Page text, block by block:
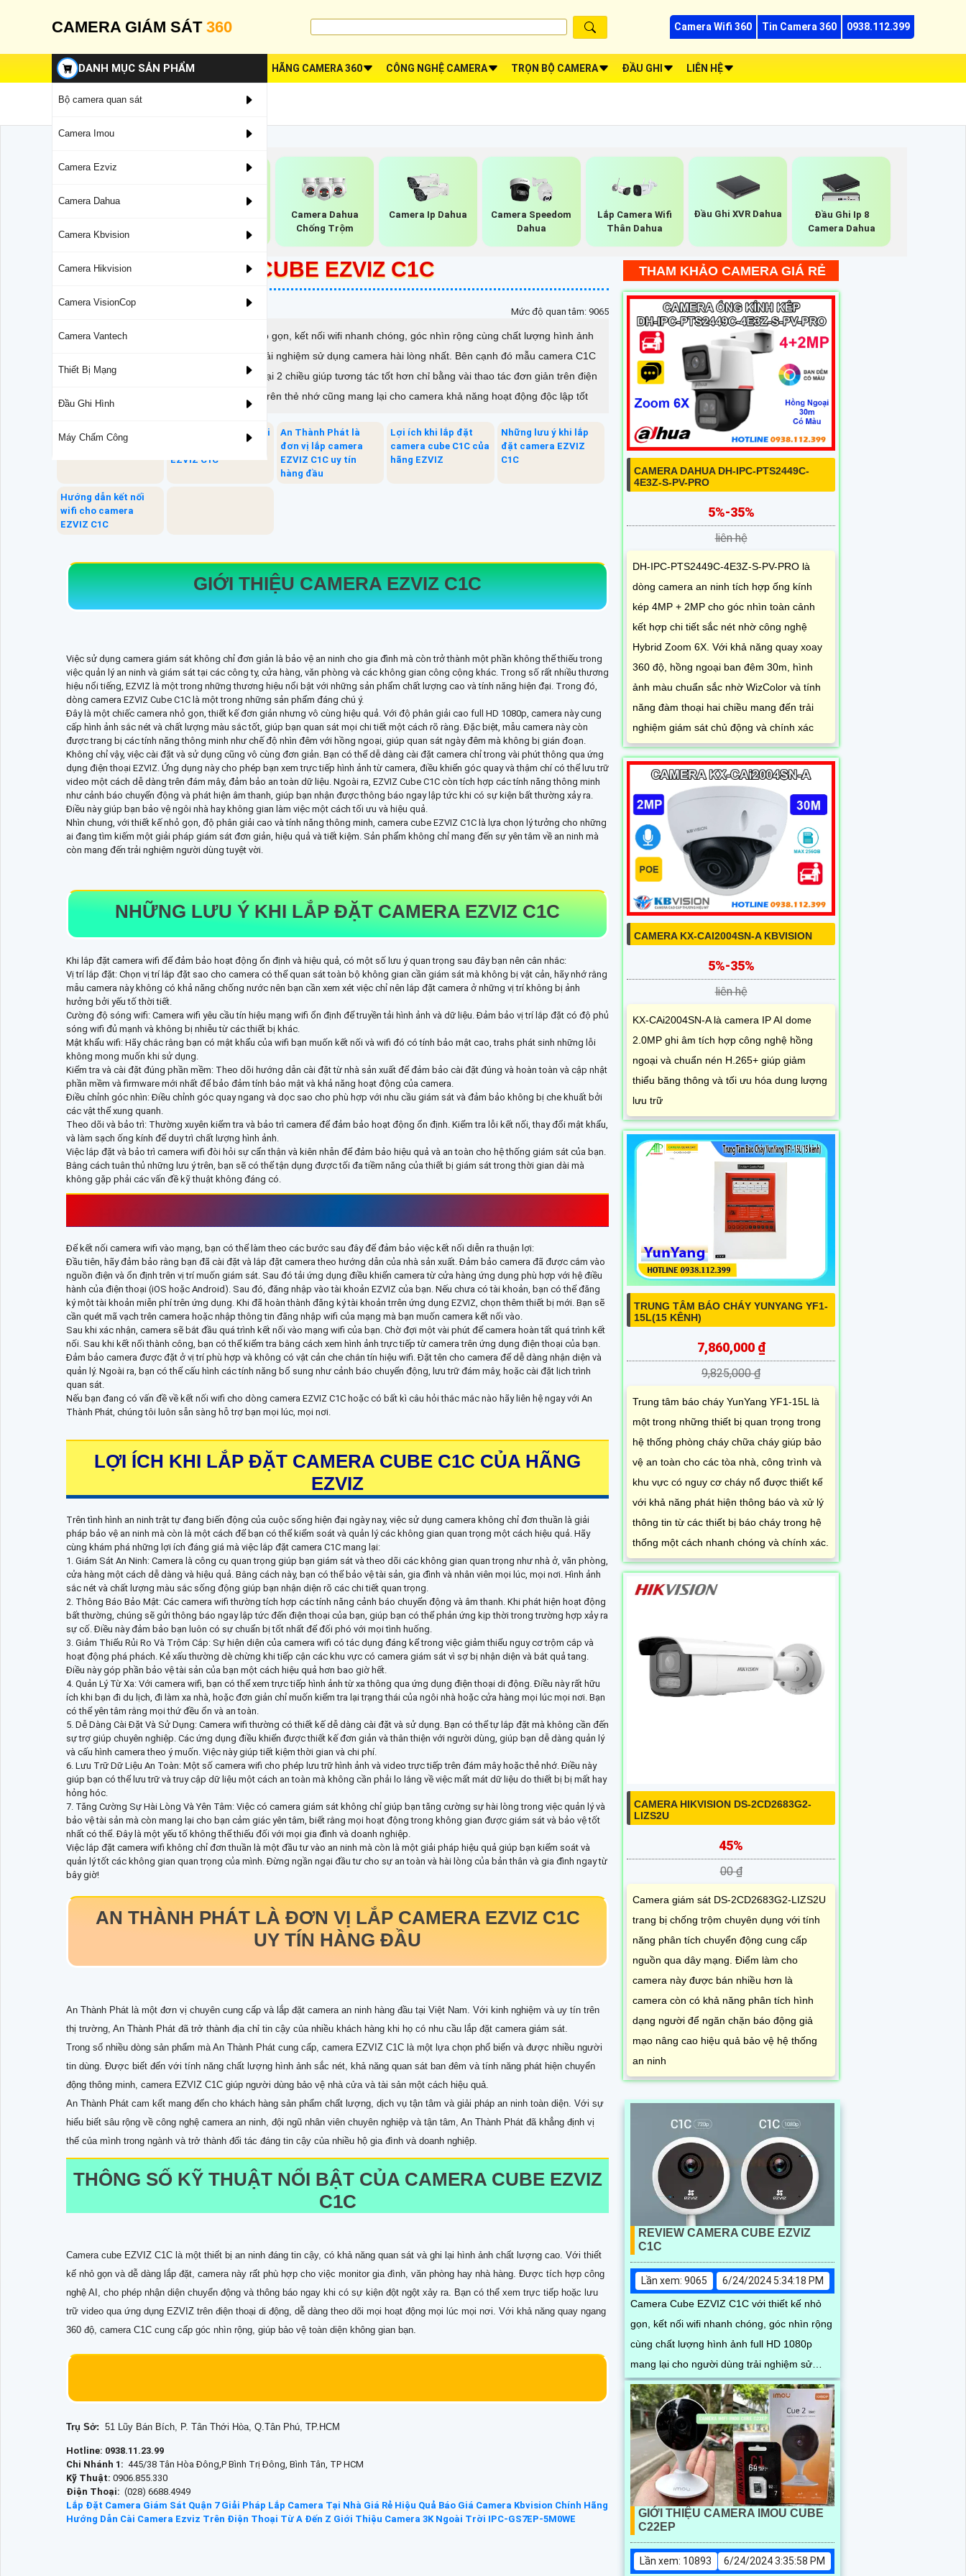
CAMERA GIÁM SÁT 360 Camera Wifi 360 Tin Camera 360 0938.112.399
DANH MỤC SẢN PHẨM
Bộ camera quan sát
Camera Imou
Camera Ezviz
Camera Dahua
Camera Kbvision
Camera Hikvision
Camera VisionCop
Camera Vantech
Thiết Bị Mạng
Đầu Ghi Hình
Máy Chấm Công
HÃNG CAMERA 360 CÔNG NGHỆ CAMERA TRỌN BỘ CAMERA ĐẦU GHI LIÊN HỆ
Camera Dahua
Chống Trộm
Camera Ip Dahua
Camera Speedom
Dahua
Lắp Camera Wifi
Thân Dahua
Đầu Ghi XVR Dahua
Đầu Ghi Ip 8
Camera Dahua
REVIEW CAMERA CUBE EZVIZ C1C
Mức độ quan tâm: 9065
Camera Cube EZVIZ C1C với thiết kế nhỏ gọn, kết nối wifi nhanh chóng, góc nhìn rộng cùng chất lượng hình ảnh
full HD 1080p mang lại cho người dùng trải nghiệm sử dụng camera hài lòng nhất. Bên cạnh đó mẫu camera C1C
của EZVIZ còn sở hữu khả năng đàm thoại 2 chiều giúp tương tác tốt hơn chỉ bằng vài thao tác đơn giản trên điện
thoại, việc hỗ trợ lưu trữ dữ liệu trực tiếp trên thẻ nhớ cũng mang lại cho camera khả năng hoạt động độc lập tốt
Giới thiệu camera
EZVIZ C1C
Thông số kỹ thuật nổi
EZVIZ C1C
An Thành Phát là
đơn vị lắp camera
EZVIZ C1C uy tín
hàng đầu
Lợi ích khi lắp đặt
camera cube C1C của
hãng EZVIZ
Những lưu ý khi lắp
đặt camera EZVIZ
C1C
Hướng dẫn kết nối
wifi cho camera
EZVIZ C1C
GIỚI THIỆU CAMERA EZVIZ C1C
Việc sử dụng camera giám sát không chỉ đơn giản là bảo vệ an ninh cho gia đình mà còn trở thành một phần không thể thiếu trong
việc quản lý an ninh và giám sát tại các công ty, cửa hàng, văn phòng và các không gian công cộng khác. Trong số rất nhiều thương
hiệu nổi tiếng, EZVIZ là một trong những thương hiệu nổi bật với những sản phẩm chất lượng cao và tính năng hiện đại. Trong đó,
dòng camera EZVIZ Cube C1C là một trong những sản phẩm đáng chú ý.
Đây là một chiếc camera nhỏ gọn, thiết kế đơn giản nhưng vô cùng hiệu quả. Với độ phân giải cao full HD 1080p, camera này cung
cấp hình ảnh sắc nét và chất lượng màu sắc tốt, giúp bạn quan sát mọi chi tiết một cách rõ ràng. Đặc biệt, mẫu camera này còn
được trang bị các tính năng thông minh như chế độ nhìn đêm với hồng ngoại, giúp quan sát ngày đêm mà không bị gián đoạn.
Không chỉ vậy, việc cài đặt và sử dụng cũng vô cùng đơn giản. Bạn có thể dễ dàng cài đặt camera chỉ trong vài phút thông qua ứng
dụng điện thoại EZVIZ. Ứng dụng này cho phép bạn xem trực tiếp hình ảnh từ camera, điều khiển góc quay và thậm chí có thể lưu trữ
video một cách dễ dàng trên đám mây, đảm bảo an toàn dữ liệu. Ngoài ra, EZVIZ Cube C1C còn tích hợp các tính năng thông minh
như cảnh báo chuyển động và phát hiện âm thanh, giúp bạn nhận được thông báo ngay lập tức khi có sự kiện bất thường xảy ra.
Điều này giúp bạn bảo vệ ngôi nhà hay không gian làm việc một cách tối ưu và hiệu quả.
Nhìn chung, với thiết kế nhỏ gọn, độ phân giải cao và tính năng thông minh, camera cube EZVIZ C1C là lựa chọn lý tưởng cho những
ai đang tìm kiếm một giải pháp giám sát đơn giản, hiệu quả và tiết kiệm. Sản phẩm không chỉ mang đến sự yên tâm về an ninh mà
còn mang đến trải nghiệm người dùng tuyệt vời.
NHỮNG LƯU Ý KHI LẮP ĐẶT CAMERA EZVIZ C1C
Khi lắp đặt camera wifi để đảm bảo hoạt động ổn định và hiệu quả, có một số lưu ý quan trọng sau đây bạn nên cân nhắc:
Vị trí lắp đặt: Chọn vị trí lắp đặt sao cho camera có thể quan sát toàn bộ không gian cần giám sát mà không bị vật cản, hãy nhớ rằng
mẫu camera này không có khả năng chống nước nên bạn cần xem xét việc chỉ nên lắp đặt camera ở những vị trí không bị ảnh
hưởng bởi yếu tố thời tiết.
Cường độ sóng wifi: Camera wifi yêu cầu tín hiệu mạng wifi ổn định để truyền tải hình ảnh và dữ liệu. Đảm bảo vị trí lắp đặt có độ phủ
sóng wifi đủ mạnh và không bị nhiễu từ các thiết bị khác.
Mật khẩu wifi: Hãy chắc rằng bạn có mật khẩu của wifi bạn muốn kết nối và wifi đó có tính bảo mật cao, trahs phát sinh những lỗi
không mong muốn khi sử dụng.
Kiểm tra và cài đặt đúng phần mềm: Theo dõi hướng dẫn cài đặt từ nhà sản xuất để đảm bảo cài đặt đúng và hoàn toàn và cập nhật
phần mềm và firmware mới nhất để bảo đảm tính bảo mật và khả năng hoạt động của camera.
Điều chỉnh góc nhìn: Điều chỉnh góc quay ngang và dọc sao cho phù hợp với nhu cầu giám sát và đảm bảo không bị che khuất bởi
các vật thể xung quanh.
Theo dõi và bảo trì: Thường xuyên kiểm tra và bảo trì camera để đảm bảo hoạt động ổn định. Kiểm tra lỗi kết nối, thay đổi mật khẩu,
và làm sạch ống kính để duy trì chất lượng hình ảnh.
Việc lắp đặt và bảo trì camera wifi đòi hỏi sự cẩn thận và kiên nhẫn để đảm bảo hiệu quả và an toàn cho hệ thống giám sát của bạn.
Bằng cách tuân thủ những lưu ý trên, bạn sẽ có thể tận dụng được tối đa tiềm năng của thiết bị giám sát trong thời gian dài mà
không gặp phải các vấn đề kỹ thuật không đáng có.
Để kết nối camera wifi vào mạng, bạn có thể làm theo các bước sau đây để đảm bảo việc kết nối diễn ra thuận lợi:
Đầu tiên, hãy đảm bảo rằng bạn đã cài đặt và lắp đặt camera theo hướng dẫn của nhà sản xuất. Đảm bảo camera đã được cắm vào
nguồn điện và ổn định trên vị trí muốn giám sát. Sau đó tải ứng dụng điều khiển camera từ cửa hàng ứng dụng phù hợp với hệ điều
hành của điện thoại (iOS hoặc Android). Sau đó, đăng nhập vào tài khoản EZVIZ của bạn. Nếu chưa có tài khoản, bạn có thể đăng
ký một tài khoản miễn phí trên ứng dụng. Khi đã hoàn thành đăng ký tài khoản trrên ứng dụng EZVIZ, chọn thêm thiết bị mới. Bạn sẽ
cần quét mã vạch trên camera hoặc nhập thông tin đăng nhập wifi của mạng mà bạn muốn camera kết nối vào.
Sau khi xác nhận, camera sẽ bắt đầu quá trình kết nối vào mạng wifi của bạn. Chờ đợi một vài phút để camera hoàn tất quá trình kết
nối. Sau khi kết nối thành công, bạn có thể kiểm tra bằng cách xem hình ảnh trực tiếp từ camera trên ứng dụng điện thoại của bạn.
Đảm bảo camera được đặt ở vị trí phù hợp và không có vật cản che chắn tín hiệu wifi. Đặt tên cho camera để dễ dàng nhận diện và
quản lý. Ngoài ra, bạn có thể cấu hình các tính năng bổ sung như cảnh báo chuyển động, lưu trữ đám mây, hoặc cài đặt lịch trình
quan sát.
Nếu bạn đang có vấn đề về kết nối wifi cho dòng camera EZVIZ C1C hoặc có bất kì câu hỏi thắc mắc nào hãy liên hệ ngay với An
Thành Phát, chúng tôi luôn sẵn sàng hỗ trợ bạn mọi lúc, mọi nơi.
LỢI ÍCH KHI LẮP ĐẶT CAMERA CUBE C1C CỦA HÃNG
EZVIZ
Trên tình hình an ninh trật tự đang biến động của cuộc sống hiện đại ngày nay, việc sử dụng camera không chỉ đơn thuần là giải
pháp bảo vệ an ninh mà còn là một cách để bạn có thể kiểm soát và quản lý các không gian quan trọng một cách hiệu quả. Hãy
cùng khám phá những lợi ích đáng giá mà việc lắp đặt camera C1C mang lại:
1. Giám Sát An Ninh: Camera là công cụ quan trọng giúp bạn giám sát và theo dõi các không gian quan trọng như nhà ở, văn phòng,
cửa hàng một cách dễ dàng và hiệu quả. Bằng cách này, bạn có thể bảo vệ tài sản, gia đình và nhân viên mọi lúc, mọi nơi. Hình ảnh
sắc nét và chất lượng màu sắc sống động giúp bạn nhận diện rõ các chi tiết quan trọng.
2. Thông Báo Bảo Mật: Các camera wifi thường tích hợp các tính năng cảnh báo chuyển động và âm thanh. Khi phát hiện hoạt động
bất thường, chúng sẽ gửi thông báo ngay lập tức đến điện thoại của bạn, giúp bạn có thể phản ứng kịp thời trong trường hợp xảy ra
sự cố. Điều này đảm bảo bạn luôn có sự chuẩn bị tốt nhất để đối phó với mọi tình huống.
3. Giảm Thiểu Rủi Ro Và Trộm Cắp: Sự hiện diện của camera wifi có tác dụng đáng kể trong việc giảm thiểu nguy cơ trộm cắp và
hoạt động phá phách. Kẻ xấu thường dè chừng khi tiếp cận các khu vực có camera giám sát vì sợ bị nhận diện và bắt quả tang.
Điều này góp phần bảo vệ tài sản của bạn một cách hiệu quả hơn bao giờ hết.
4. Quản Lý Từ Xa: Với camera wifi, bạn có thể xem trực tiếp hình ảnh từ xa thông qua ứng dụng điện thoại di động. Điều này rất hữu
ích khi bạn đi du lịch, đi làm xa nhà, hoặc đơn giản chỉ muốn kiểm tra lại trạng thái của ngôi nhà hoặc cửa hàng mọi lúc mọi nơi. Bạn
có thể yên tâm rằng mọi thứ đều ổn và an toàn.
5. Dễ Dàng Cài Đặt Và Sử Dụng: Camera wifi thường có thiết kế dễ dàng cài đặt và sử dụng. Bạn có thể tự lắp đặt mà không cần đến
sự trợ giúp chuyên nghiệp. Các ứng dụng điều khiển được thiết kế đơn giản và thân thiện với người dùng, giúp bạn dễ dàng quản lý
và cấu hình camera theo ý muốn. Việc này giúp tiết kiệm thời gian và chi phí.
6. Lưu Trữ Dữ Liệu An Toàn: Một số camera wifi cho phép lưu trữ hình ảnh và video trực tiếp trên đám mây hoặc thẻ nhớ. Điều này
giúp bạn có thể lưu trữ và truy cập dữ liệu một cách an toàn mà không cần phải lo lắng về việc mất mát dữ liệu do thiết bị bị mất hay
hỏng hóc.
7. Tăng Cường Sự Hài Lòng Và Yên Tâm: Việc có camera giám sát không chỉ giúp bạn tăng cường sự hài lòng trong việc quản lý và
bảo vệ tài sản mà còn mang lại cho bạn cảm giác yên tâm, biết rằng mọi hoạt động trong không gian được giám sát và bảo vệ tốt
nhất có thể. Đây là một yếu tố không thể thiếu đối với mọi gia đình và doanh nghiệp.
Việc lắp đặt camera wifi không chỉ đơn thuần là một đầu tư vào an ninh mà còn là một giải pháp hiệu quả giúp bạn kiểm soát và
quản lý tốt các không gian quan trọng của mình. Đừng ngần ngại đầu tư cho sự an toàn và hài lòng của bản thân và gia đình ngay từ
bây giờ!
AN THÀNH PHÁT LÀ ĐƠN VỊ LẮP CAMERA EZVIZ C1C
UY TÍN HÀNG ĐẦU
An Thành Phát là một đơn vị chuyên cung cấp và lắp đặt camera an ninh hàng đầu tại Việt Nam. Với kinh nghiệm và uy tín trên
thị trường, An Thành Phát đã trở thành địa chỉ tin cậy của nhiều khách hàng khi họ có nhu cầu lắp đặt camera giám sát.
Trong số nhiều dòng sản phẩm mà An Thành Phát cung cấp, camera EZVIZ C1C là một lựa chọn phổ biến và được nhiều người
tin dùng. Được biết đến với tính năng chất lượng hình ảnh sắc nét, khả năng quan sát ban đêm và tính năng phát hiện chuyển
động thông minh, camera EZVIZ C1C giúp người dùng bảo vệ nhà cửa và tài sản một cách hiệu quả.
An Thành Phát cam kết mang đến cho khách hàng sản phẩm chất lượng, dịch vụ tận tâm và giải pháp an ninh toàn diện. Với sự
hiểu biết sâu rộng về công nghệ camera an ninh, đội ngũ nhân viên chuyên nghiệp và tận tâm, An Thành Phát đã khẳng định vị
thế của mình trong ngành và trở thành đối tác đáng tin cậy của nhiều hộ gia đình và doanh nghiệp.
THÔNG SỐ KỸ THUẬT NỔI BẬT CỦA CAMERA CUBE EZVIZ
C1C
Camera cube EZVIZ C1C là một thiết bị an ninh đáng tin cậy, có khả năng quan sát và ghi lại hình ảnh chất lượng cao. Với thiết
kế nhỏ gọn và dễ dàng lắp đặt, camera này rất phù hợp cho việc monitor gia đình, văn phòng hay nhà hàng. Được tích hợp công
nghệ AI, cho phép nhận diện chuyển động và thông báo ngay khi có sự kiện đột ngột xảy ra. Bạn có thể xem trực tiếp hoặc lưu
trữ video qua ứng dụng EZVIZ trên điện thoại di động, dễ dàng theo dõi mọi hoạt động mọi lúc mọi nơi. Với khả năng quay ngang
360 độ, camera C1C cung cấp góc nhìn rộng, giúp bảo vệ toàn diện không gian bạn.
Trụ Sở: 51 Lũy Bán Bích, P. Tân Thới Hòa, Q.Tân Phú, TP.HCM
Hotline: 0938.11.23.99
Chi Nhánh 1: 445/38 Tân Hòa Đông,P Bình Trị Đông, Bình Tân, TP HCM
Kỹ Thuật: 0906.855.330
Điện Thoại: (028) 6688.4949
Lắp Đặt Camera Giám Sát Quận 7 Giải Pháp Lắp Camera Tại Nhà Giá Rẻ Hiệu Quả Báo Giá Camera Kbvision Chính Hãng
Hướng Dẫn Cài Camera Ezviz Trên Điện Thoại Từ A Đến Z Giới Thiệu Camera 3K Ngoài Trời IPC-GS7EP-5M0WE
THAM KHẢO CAMERA GIÁ RẺ
CAMERA DAHUA DH-IPC-PTS2449C-
4E3Z-S-PV-PRO
5%-35%
liên hệ
DH-IPC-PTS2449C-4E3Z-S-PV-PRO là
dòng camera an ninh tích hợp ống kính
kép 4MP + 2MP cho góc nhìn toàn cảnh
kết hợp chi tiết sắc nét nhờ công nghệ
Hybrid Zoom 6X. Với khả năng quay xoay
360 độ, hồng ngoại ban đêm 30m, hình
ảnh màu chuẩn sắc nhờ WizColor và tính
năng đàm thoại hai chiều mang đến trải
nghiệm giám sát chủ động và chính xác
CAMERA KX-CAI2004SN-A KBVISION
5%-35%
liên hệ
KX-CAi2004SN-A là camera IP AI dome
2.0MP ghi âm tích hợp công nghệ hồng
ngoại và chuẩn nén H.265+ giúp giảm
thiểu băng thông và tối ưu hóa dung lượng
lưu trữ
TRUNG TÂM BÁO CHÁY YUNYANG YF1-
15L(15 KÊNH)
7,860,000 ₫
9,825,000 ₫
Trung tâm báo cháy YunYang YF1-15L là
một trong những thiết bị quan trọng trong
hệ thống phòng cháy chữa cháy giúp bảo
vệ an toàn cho các tòa nhà, công trình và
khu vực có nguy cơ cháy nổ được thiết kế
với khả năng phát hiện thông báo và xử lý
thông tin từ các thiết bị báo cháy trong hệ
thống một cách nhanh chóng và chính xác.
CAMERA HIKVISION DS-2CD2683G2-
LIZS2U
45%
00 ₫
Camera giám sát DS-2CD2683G2-LIZS2U
trang bị chống trộm chuyên dụng với tính
năng phân tích chuyển động cung cấp
nguồn qua dây mạng. Điểm làm cho
camera này được bán nhiều hơn là
camera còn có khả năng phân tích hình
dạng người để ngăn chặn báo động giả
mạo nâng cao hiệu quả bảo vệ hệ thống
an ninh
REVIEW CAMERA CUBE EZVIZ
C1C
Lần xem: 9065
6/24/2024 5:34:18 PM
Camera Cube EZVIZ C1C với thiết kế nhỏ
gọn, kết nối wifi nhanh chóng, góc nhìn rộng
cùng chất lượng hình ảnh full HD 1080p
mang lại cho người dùng trải nghiệm sử
dụng camera hài...
GIỚI THIỆU CAMERA IMOU CUBE
C22EP
Lần xem: 10893 6/24/2024 3:35:58 PM